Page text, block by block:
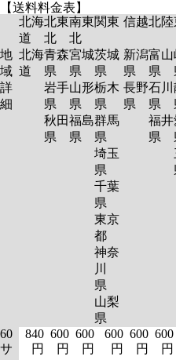
【送料料金表】
北海
道
北東
北
南東
北
関東 信越北陸
地
域
詳
細
北海
道
青森
県
岩手
県
秋田
県
宮城
県
山形
県
福島
県
茨城
県
栃木
県
群馬
県
埼玉
県
千葉
県
東京
都
神奈
川
県
山梨
県
新潟
県
長野
県
富山
県
石川
県
福井
県
60
サ
840
円
600
円
600
円
600
円
600
円
600
円